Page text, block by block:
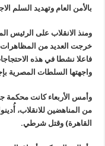
بالأمن العام وتهديد السلم
خرجت العديد من
فاعلا نشطا في هذه
واجهتها السلطات المصرية
من المناهضين للانقلاب،
القاهرة) وقتل شرطي.